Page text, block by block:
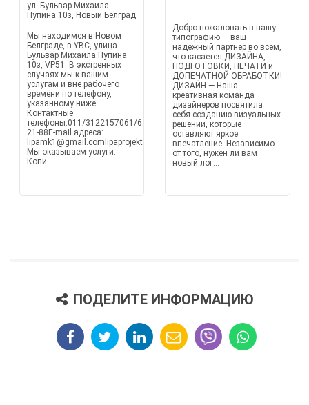
ул. Бульвар Михаила
Пупина 10з, Новый Белград
Мы находимся в Новом
Белграде, в YBC, улица
Бульвар Михаила Пупина
10з, VP51. В экстренных
случаях мы к вашим
услугам и вне рабочего
времени по телефону,
указанному ниже.
Контактные
телефоны:011/3122157061/631-
21-88E-mail адреса:
lipamk1@gmail.comlipaprojekt@gmail.com
Мы оказываем услуги: -
Копи...
Добро пожаловать в нашу
типографию — ваш
надежный партнер во всем,
что касается ДИЗАЙНА,
ПОДГОТОВКИ, ПЕЧАТИ и
ДОПЕЧАТНОЙ ОБРАБОТКИ!
ДИЗАЙН — Наша
креативная команда
дизайнеров посвятила
себя созданию визуальных
решений, которые
оставляют яркое
впечатление. Независимо
от того, нужен ли вам
новый лог...
ПОДЕЛИТЕ ИНФОРМАЦИЮ